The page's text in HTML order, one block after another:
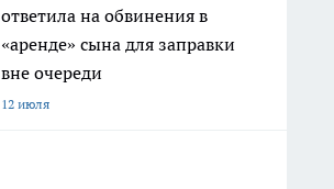
ответила на обвинения в
«аренде» сына для заправки
вне очереди
12 июля